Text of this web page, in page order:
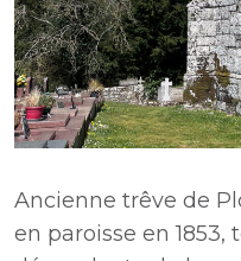
Ancienne trêve de
en paroisse en